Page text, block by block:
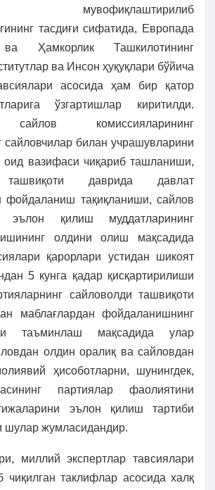
мувофиқлаштирилиб
тасдиғи сифатида, Европада
Ҳамкорлик Ташкилотининг
ва Инсон ҳуқуқлари бўйича
асосида ҳам бир қатор
ўзгартишлар киритилди.
комиссияларининг
сайловчилар билан учрашувларини
оид вазифаси чиқариб ташланиши,
ташвиқоти даврида давлат
фойдаланиш тақиқланиши, сайлов
эълон қилиш муддатларининг
олдини олиш мақсадида
қарорлари устидан шикоят
5 кунга қадар қисқартирилиши
сайловолди ташвиқоти
маблағлардан фойдаланишнинг
таъминлаш мақсадида улар
олдин оралиқ ва сайловдан
ҳисоботларни, шунингдек,
партиялар фаолиятини
эълон қилиш тартиби
шулар жумласидандир.
миллий экспертлар тавсиялари
чиқилган таклифлар асосида халқ